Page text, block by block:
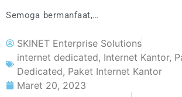
Semoga bermanfaat,…
SKINET Enterprise Solutions
internet dedicated, Internet Kantor,
Dedicated, Paket Internet Kantor
Maret 20, 2023